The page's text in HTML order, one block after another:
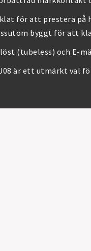
för att prestera på
byggt för att
(tubeless) och E-
är ett utmärkt val